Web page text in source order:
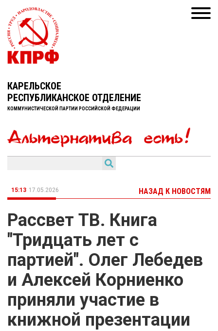
КАРЕЛЬСКОЕ
РЕСПУБЛИКАНСКОЕ ОТДЕЛЕНИЕ
КОММУНИСТИЧЕСКОЙ ПАРТИИ РОССИЙСКОЙ ФЕДЕРАЦИИ
15:13 17.05.2026 НАЗАД К НОВОСТЯМ
Рассвет ТВ. Книга
"Тридцать лет с
партией". Олег Лебедев
и Алексей Корниенко
приняли участие в
книжной презентации